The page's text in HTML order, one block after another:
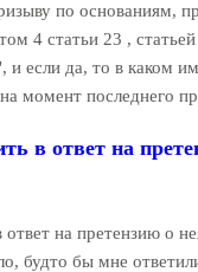
по основаниям,
4 статьи 23 ,
и если да, то в каком
момент последнего
в ответ на
на претензию о
будто бы мне